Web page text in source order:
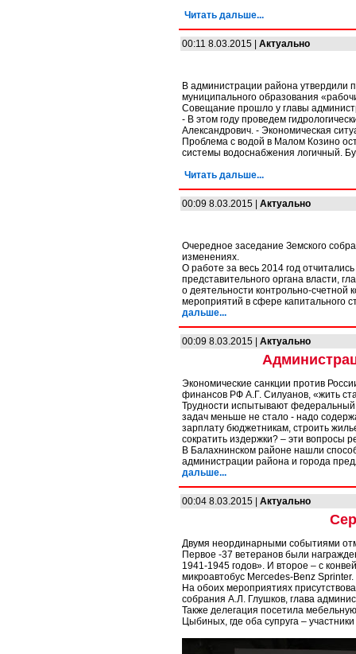
Читать дальше...
00:11 8.03.2015 | Актуально
В администрации района утвердили
муниципального образования
Совещание прошло у главы
- В этом году проведем
Александрович. - Экономическая
Проблема с водой в Малом Козино
системы водоснабжения логичный.
Читать дальше...
00:09 8.03.2015 | Актуально
Очередное заседание Земского
изменениях.
О работе за весь 2014 год
представительного органа власти,
о деятельности контрольно-
мероприятий в сфере капитального
дальше...
00:09 8.03.2015 | Актуально
Экономические санкции против
финансов РФ А.Г. Силуанов, «жить
Трудности испытывают
задач меньше не стало - надо
зарплату бюджетникам, строить
сократить издержки? – эти вопросы
В Балахнинском районе нашли
администрации района и города
дальше...
00:04 8.03.2015 | Актуально
Двумя неординарными событиями
Первое -37 ветеранов были
1941-1945 годов». И второе – с
микроавтобус Mercedes-Benz Sprinter.
На обоих мероприятиях
собрания А.Л. Глушков, глава
Также делегация посетила
Цыбиных, где оба супруга –